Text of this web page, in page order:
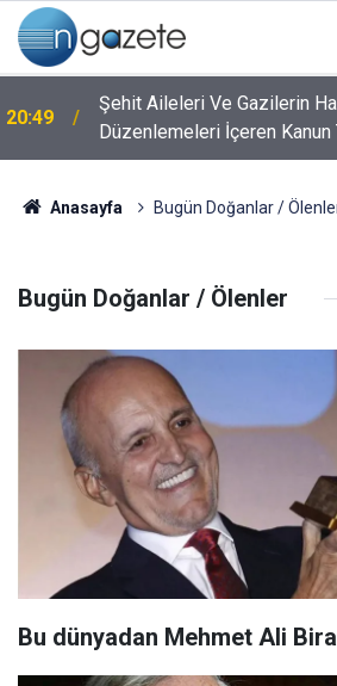
20:49
Şehit Aileleri Ve Gazilerin
Düzenlemeleri İçeren
Kurulunda
Anasayfa Bugün Doğanlar /
Bugün Doğanlar / Ölenler
Bu dünyadan Mehmet Ali